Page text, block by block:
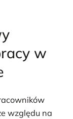
w
względu na